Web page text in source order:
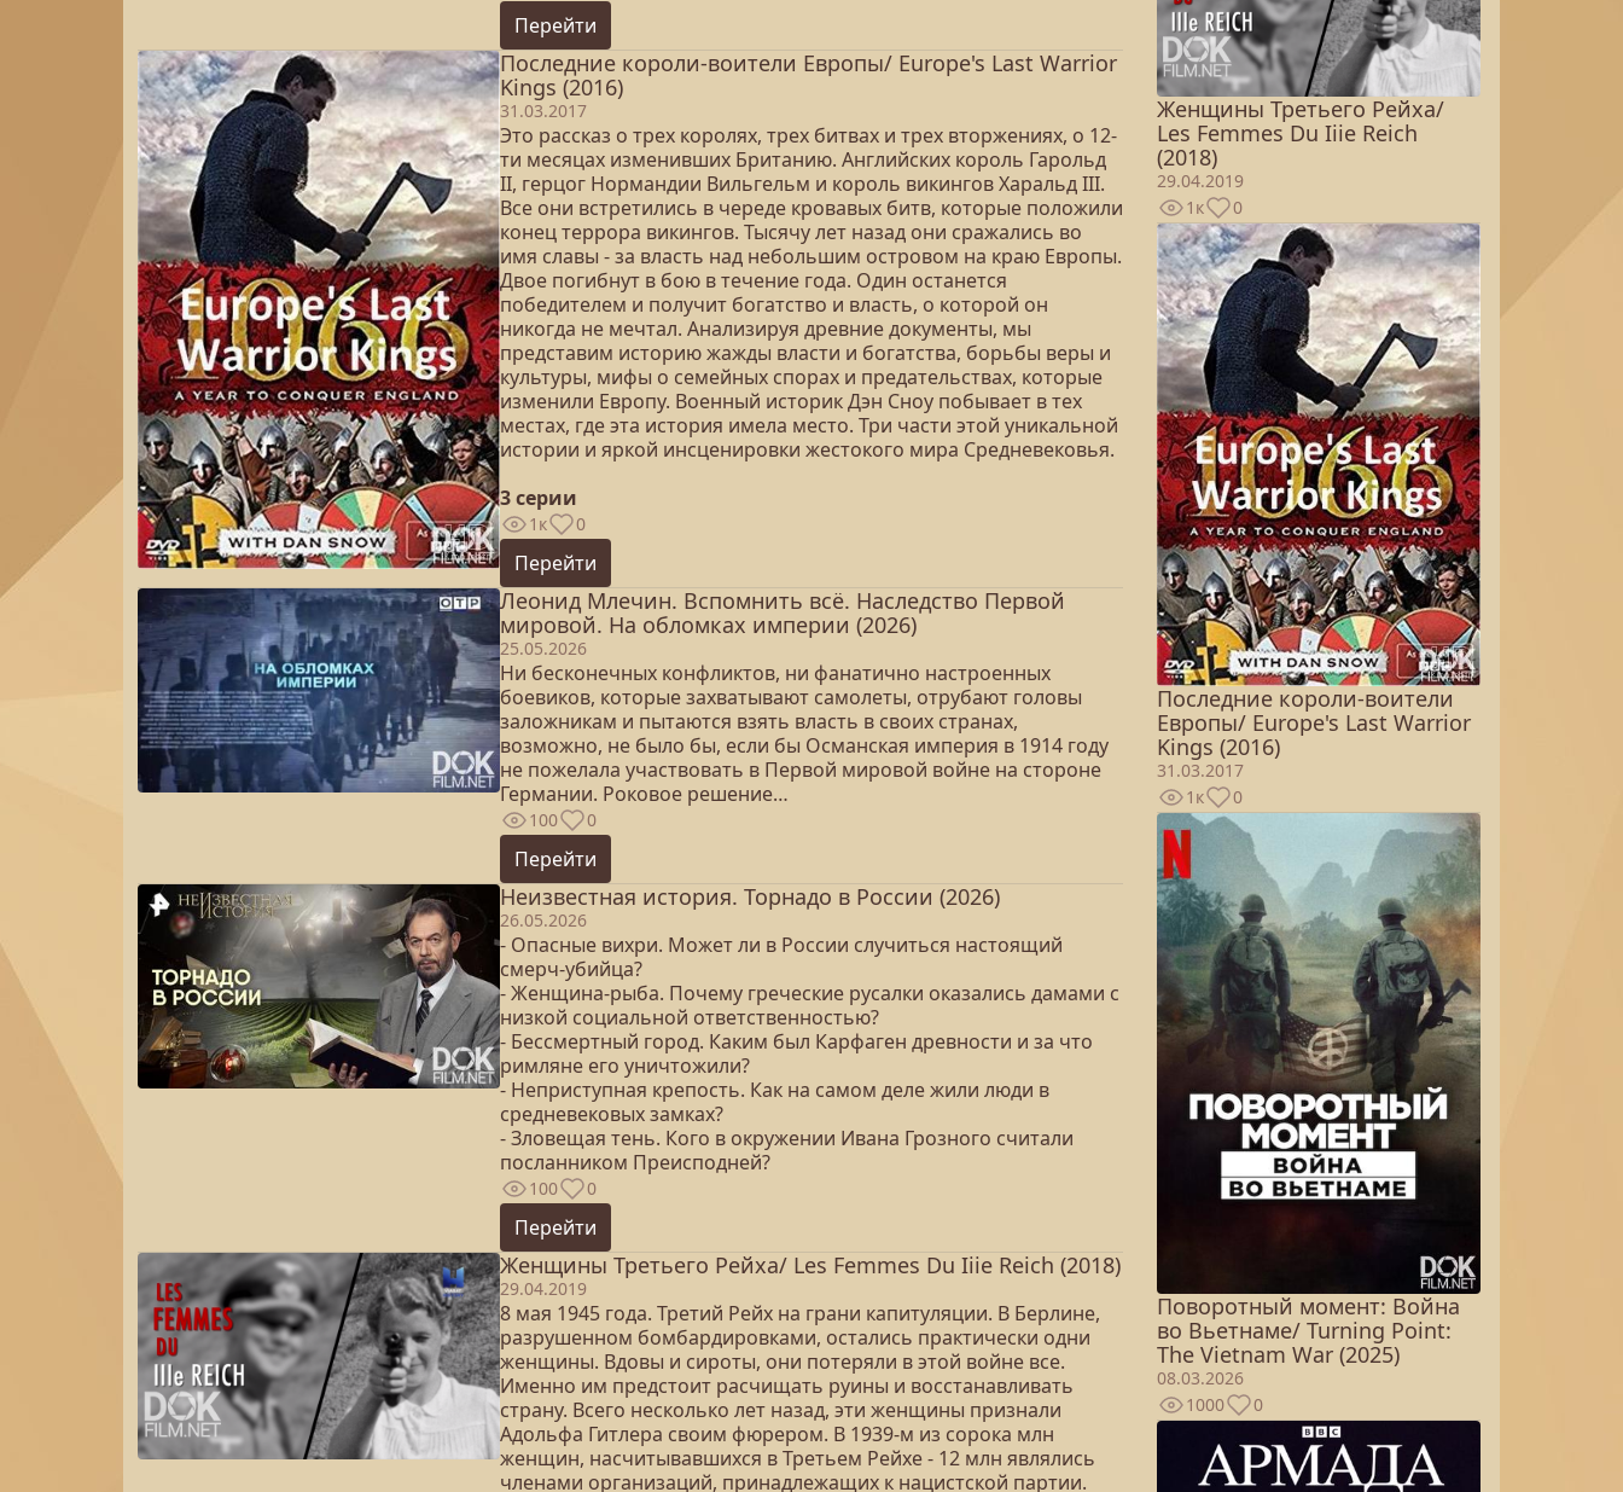
Перейти
Последние короли-воители Европы/ Europe's Last Warrior
Kings (2016)
31.03.2017
Это рассказ о трех королях, трех битвах и трех вторжениях, о 12-
ти месяцах изменивших Британию. Английских король Гарольд
II, герцог Нормандии Вильгельм и король викингов Харальд III.
Все они встретились в череде кровавых битв, которые положили
конец террора викингов. Тысячу лет назад они сражались во
имя славы - за власть над небольшим островом на краю Европы.
Двое погибнут в бою в течение года. Один останется
победителем и получит богатство и власть, о которой он
никогда не мечтал. Анализируя древние документы, мы
представим историю жажды власти и богатства, борьбы веры и
культуры, мифы о семейных спорах и предательствах, которые
изменили Европу. Военный историк Дэн Сноу побывает в тех
местах, где эта история имела место. Три части этой уникальной
истории и яркой инсценировки жестокого мира Средневековья.
3 серии
1к 0
Перейти
Леонид Млечин. Вспомнить всё. Наследство Первой
мировой. На обломках империи (2026)
25.05.2026
Ни бесконечных конфликтов, ни фанатично настроенных
боевиков, которые захватывают самолеты, отрубают головы
заложникам и пытаются взять власть в своих странах,
возможно, не было бы, если бы Османская империя в 1914 году
не пожелала участвовать в Первой мировой войне на стороне
Германии. Роковое решение…
100 0
Перейти
Неизвестная история. Торнадо в России (2026)
26.05.2026
- Опасные вихри. Может ли в России случиться настоящий
смерч-убийца?
- Женщина-рыба. Почему греческие русалки оказались дамами с
низкой социальной ответственностью?
- Бессмертный город. Каким был Карфаген древности и за что
римляне его уничтожили?
- Неприступная крепость. Как на самом деле жили люди в
средневековых замках?
- Зловещая тень. Кого в окружении Ивана Грозного считали
посланником Преисподней?
100 0
Перейти
Женщины Третьего Рейха/ Les Femmes Du Iiie Reich (2018)
29.04.2019
8 мая 1945 года. Третий Рейх на грани капитуляции. В Берлине,
разрушенном бомбардировками, остались практически одни
женщины. Вдовы и сироты, они потеряли в этой войне все.
Именно им предстоит расчищать руины и восстанавливать
страну. Всего несколько лет назад, эти женщины признали
Адольфа Гитлера своим фюрером. В 1939-м из сорока млн
женщин, насчитывавшихся в Третьем Рейхе - 12 млн являлись
членами организаций, принадлежащих к нацистской партии.
Женщины Третьего Рейха/
Les Femmes Du Iiie Reich
(2018)
29.04.2019
1к
0
Последние короли-воители
Европы/ Europe's Last Warrior
Kings (2016)
31.03.2017
1к
0
Поворотный момент: Война
во Вьетнаме/ Turning Point:
The Vietnam War (2025)
08.03.2026
1000
0